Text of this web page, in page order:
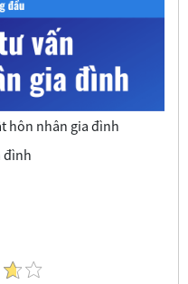
hôn nhân gia đình
đình